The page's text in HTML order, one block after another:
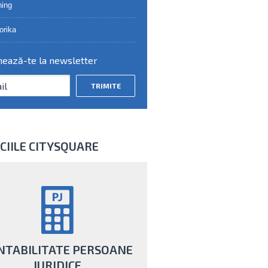
te la newsletter
CITYSQUARE
PERSOANE
JURIDICE